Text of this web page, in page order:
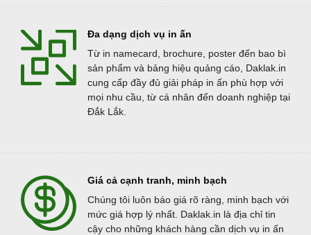
Đa dạng dịch vụ in ấn
Từ in namecard, brochure, poster đến bao bì
sản phẩm và bảng hiệu quảng cáo, Daklak.in
cung cấp đầy đủ giải pháp in ấn phù hợp với
mọi nhu cầu, từ cá nhân đến doanh nghiệp tại
Đắk Lắk.
Giá cả cạnh tranh, minh bạch
Chúng tôi luôn báo giá rõ ràng, minh bạch với
mức giá hợp lý nhất. Daklak.in là địa chỉ tin
cậy cho những khách hàng cần dịch vụ in ấn